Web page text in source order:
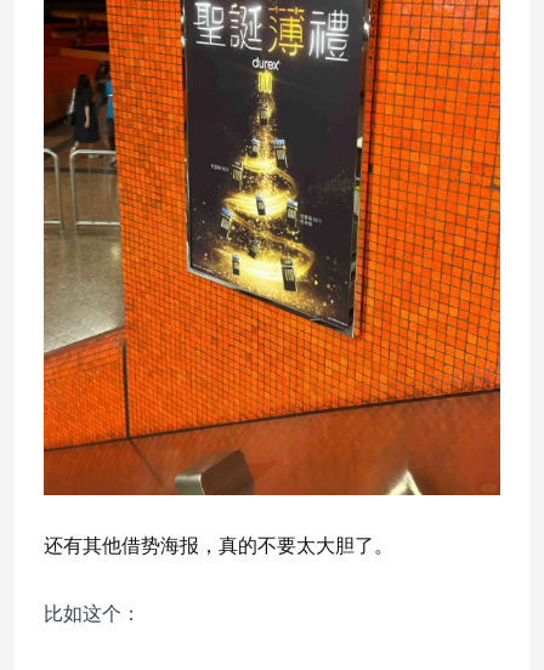
还有其他借势海报，真的不要太大胆了。
比如这个：